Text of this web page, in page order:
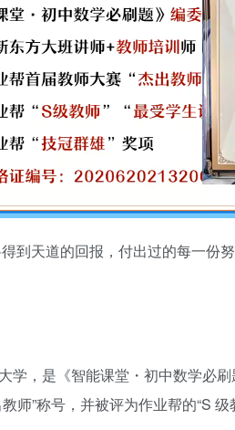
到天道的回报，付出过的每一份
学，是《智能课堂・初中数学必
师”称号，并被评为作业帮的“S 级